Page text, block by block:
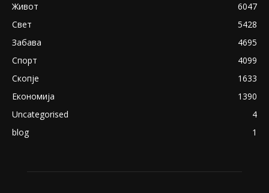
Живот
6047
Свет
5428
Забава
4695
Спорт
4099
Скопје
1633
Економија
1390
Uncategorised
4
blog
1